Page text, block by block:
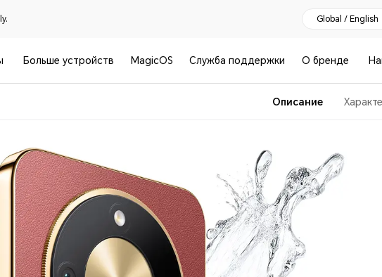
Global / English
Больше устройств MagicOS Служба поддержки О бренде
Описание